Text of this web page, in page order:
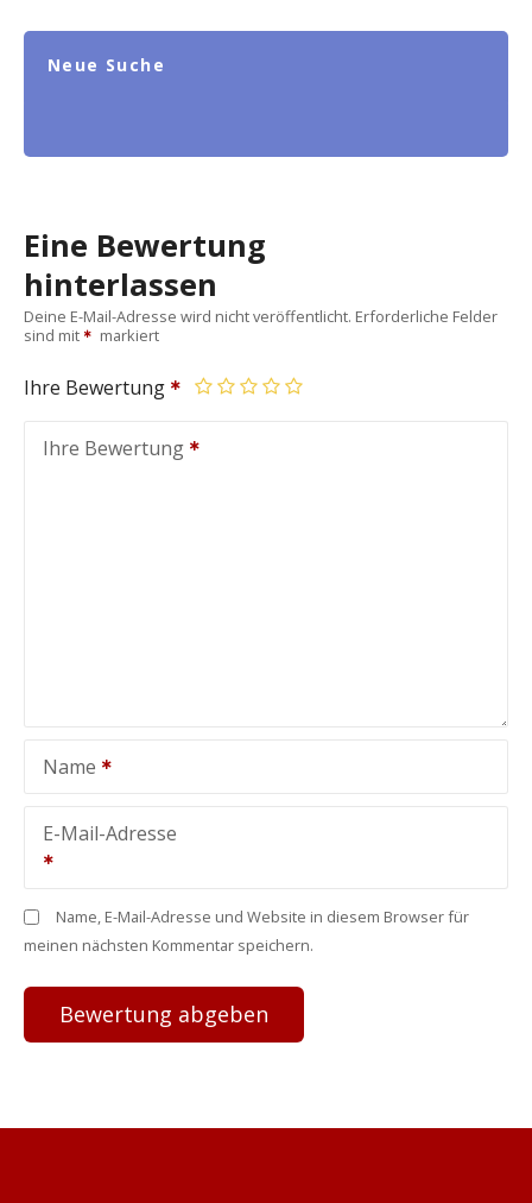
Neue Suche
Eine Bewertung
hinterlassen
Deine E-Mail-Adresse wird nicht veröffentlicht. Erforderliche Felder
sind mit
markiert
Ihre Bewertung
Ihre Bewertung
Name
E-Mail-Adresse
Name, E-Mail-Adresse und Website in diesem Browser für
meinen nächsten Kommentar speichern.